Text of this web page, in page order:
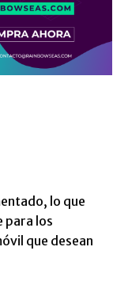
lo que
para los
que desean